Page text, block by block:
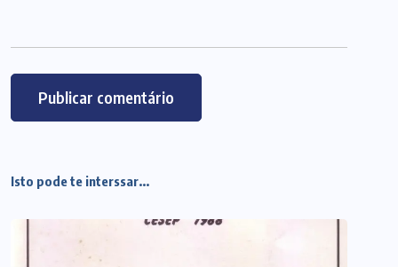
Isto pode te interssar...